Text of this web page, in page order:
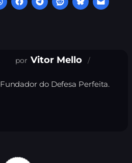
Vitor Mello
Fundador do Defesa Perfeita.